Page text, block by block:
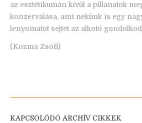
az esztétikumán kívül a pillanatok
konzerválása, ami nekünk is egy
lenyomatot sejtet az alkotó
(Kozma Zsófi)
KAPCSOLÓDÓ ARCHÍV CIKKEK